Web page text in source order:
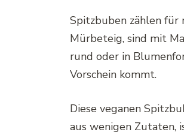
Spitzbuben zählen für
Mürbeteig, sind mit
rund oder in
Vorschein kommt.
Diese veganen
aus wenigen Zutaten,